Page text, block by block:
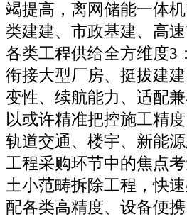
竭提高，离网储能一体
类建建、市政基建、高
各类工程供给全方维度3
衔接大型厂房、挺拔建
变性、续航能力、适配
以或许精准把控施工精
轨道交通、楼宇、新能
工程采购环节中的焦点
土小范畴拆除工程，快
配各类高精度、设备便